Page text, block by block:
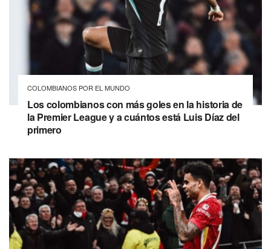
COLOMBIANOS POR EL MUNDO
Los colombianos con más goles en la historia de
la Premier League y a cuántos está Luis Díaz del
primero